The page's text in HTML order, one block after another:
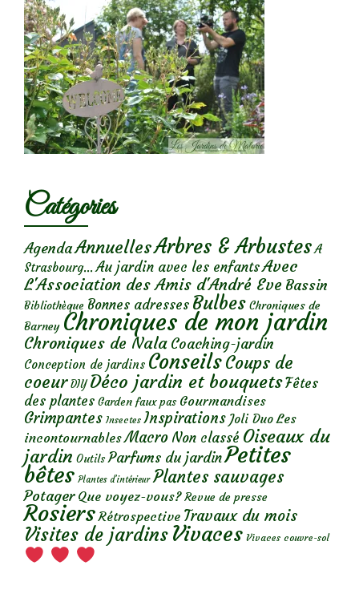
Catégories
AgendaAnnuellesArbres & Arbustes A
Strasbourg... Au jardin avec les enfantsAvec
L'Association des Amis d'André Eve Bassin
Bibliothèque Bonnes adresses Bulbes Chroniques de
Barney Chroniques de mon jardin
Chroniques de Nala Coaching-jardin
Conception de jardins ConseilsCoups de
coeur DIY Déco jardin et bouquetsFêtes
des plantes Garden faux pas Gourmandises
Grimpantes Insectes Inspirations Joli Duo Les
incontournables Macro Non classé Oiseaux du
jardin Outils Parfums du jardinPetites
bêtes Plantes d’intérieur Plantes sauvages
Potager Que voyez-vous? Revue de presse
Rosiers Rétrospective Travaux du mois
Visites de jardins Vivaces Vivaces couvre-sol